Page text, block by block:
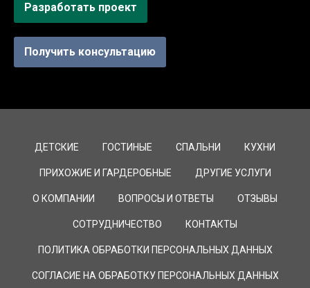
Разработать проект
Получить консультацию
ДЕТСКИЕ ГОСТИНЫЕ СПАЛЬНИ КУХНИ
ПРИХОЖИЕ И ГАРДЕРОБНЫЕ ДРУГИЕ УСЛУГИ
О КОМПАНИИ ВОПРОСЫ И ОТВЕТЫ ОТЗЫВЫ
СОТРУДНИЧЕСТВО КОНТАКТЫ
ПОЛИТИКА ОБРАБОТКИ ПЕРСОНАЛЬНЫХ ДАННЫХ
СОГЛАСИЕ НА ОБРАБОТКУ ПЕРСОНАЛЬНЫХ ДАННЫХ